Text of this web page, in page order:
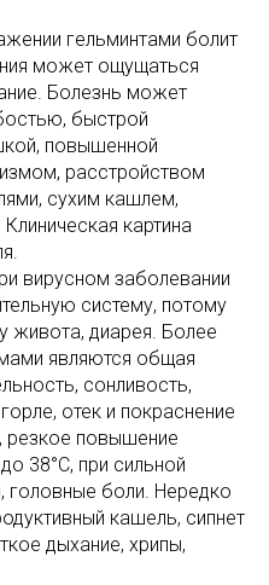
гельминтами болит
может ощущаться
Болезнь может
быстрой
повышенной
расстройством
сухим кашлем,
картина
вирусном заболевании
систему, потому
живота, диарея. Более
являются общая
сонливость,
отек и покраснение
резкое повышение
38°C, при сильной
головные боли. Нередко
кашель, сипнет
дыхание, хрипы,